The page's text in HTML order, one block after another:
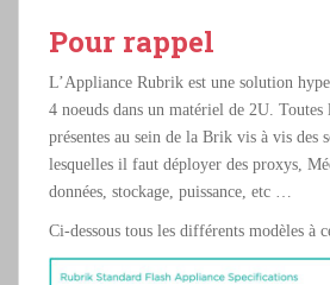
Pour rappel
L’Appliance Rubrik est une solution
4 noeuds dans un matériel de 2U.
présentes au sein de la Brik vis à vis des
lesquelles il faut déployer des proxys,
données, stockage, puissance, etc …
Ci-dessous tous les différents modèles à